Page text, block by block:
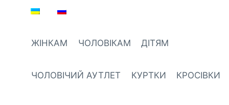
Перейти
ЖІНКАМ ЧОЛОВІКАМ ДІТЯМ
ЧОЛОВІЧИЙ АУТЛЕТ КУРТКИ КРОСІВКИ